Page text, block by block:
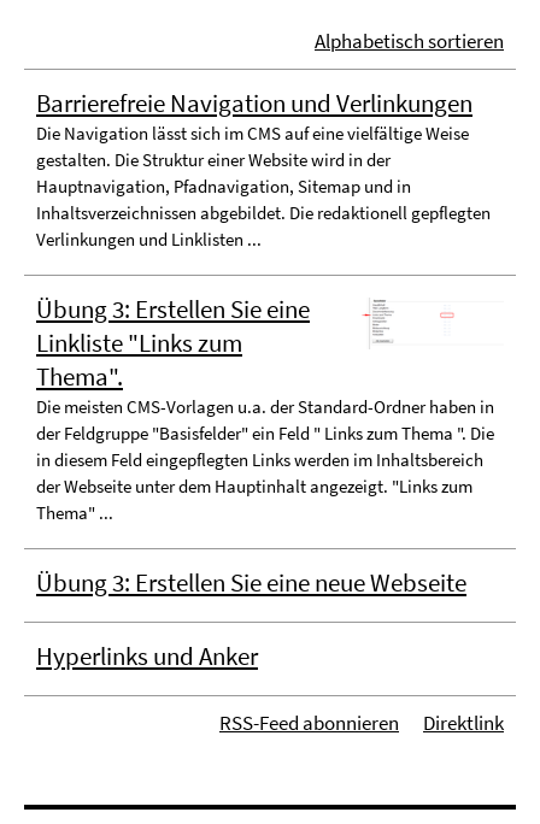
Alphabetisch sortieren
Barrierefreie Navigation und Verlinkungen
Die Navigation lässt sich im CMS auf eine vielfältige Weise
gestalten. Die Struktur einer Website wird in der
Hauptnavigation, Pfadnavigation, Sitemap und in
Inhaltsverzeichnissen abgebildet. Die redaktionell gepflegten
Verlinkungen und Linklisten ...
Übung 3: Erstellen Sie eine
Linkliste "Links zum
Thema".
Die meisten CMS-Vorlagen u.a. der Standard-Ordner haben in
der Feldgruppe "Basisfelder" ein Feld " Links zum Thema ". Die
in diesem Feld eingepflegten Links werden im Inhaltsbereich
der Webseite unter dem Hauptinhalt angezeigt. "Links zum
Thema" ...
Übung 3: Erstellen Sie eine neue Webseite
Hyperlinks und Anker
Direktlink
RSS-Feed abonnieren